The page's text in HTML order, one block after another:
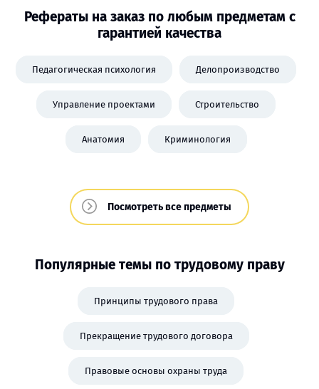
Рефераты на заказ по любым предметам с
гарантией качества
Педагогическая психология Делопроизводство
Управление проектами Строительство
Анатомия Криминология
Посмотреть все предметы
Популярные темы по трудовому праву
Принципы трудового права
Прекращение трудового договора
Правовые основы охраны труда